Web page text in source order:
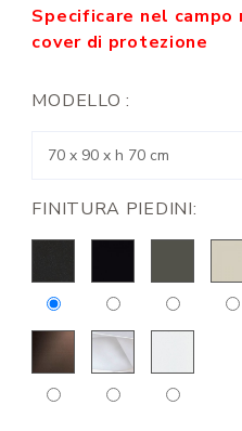
Specificare nel
cover di protezione
MODELLO :
FINITURA PIEDINI: